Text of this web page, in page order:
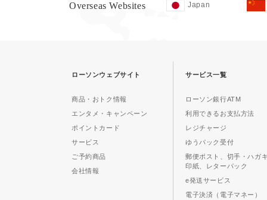
Overseas Websites Japan
ローソンウェブサイト
商品・おトク情報
エンタメ・キャンペーン
ポイントカード
サービス
ご予約商品
会社情報
サービス一覧
ローソン銀行ATM
利用できるお支払方法
レジチャージ
ゆうパック受付
郵便ポスト、切手・ハガ
印紙、レターパック
e発送サービス
電子決済（電子マネー）